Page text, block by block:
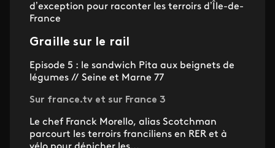
d’exception pour raconter les terroirs d’Île-de-
France
Graille sur le rail
Episode 5 : le sandwich Pita aux beignets de
légumes // Seine et Marne 77
Sur france.tv et sur France 3
Le chef Franck Morello, alias Scotchman
parcourt les terroirs franciliens en RER et à